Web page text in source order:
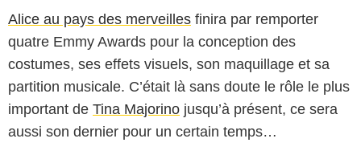
Alice au pays des merveilles finira par remporter
quatre Emmy Awards pour la conception des
costumes, ses effets visuels, son maquillage et sa
partition musicale. C’était là sans doute le rôle le plus
important de Tina Majorino jusqu’à présent, ce sera
aussi son dernier pour un certain temps…